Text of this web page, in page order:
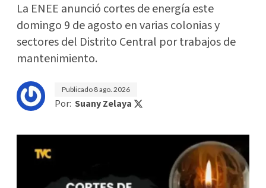
La ENEE anunció cortes de energía este
domingo 9 de agosto en varias colonias y
sectores del Distrito Central por trabajos de
mantenimiento.
Publicado 8 ago. 2026
Por: Suany Zelaya